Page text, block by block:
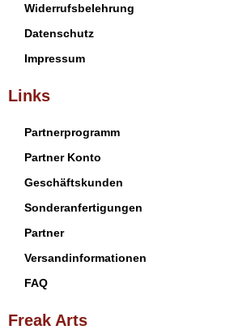
Widerrufsbelehrung
Datenschutz
Impressum
Links
Partnerprogramm
Partner Konto
Geschäftskunden
Sonderanfertigungen
Partner
Versandinformationen
FAQ
Freak Arts